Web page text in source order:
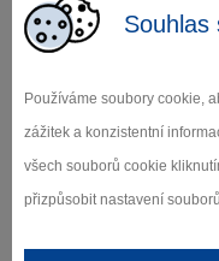
Souhlas
Používáme soubory cookie,
zážitek a konzistentní
všech souborů cookie
přizpůsobit nastavení
Třebíč